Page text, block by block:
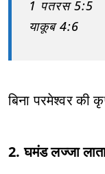
1 पतरस 5:5
याकूब 4:6
बिना परमेश्वर की
2. घमंड लज्जा